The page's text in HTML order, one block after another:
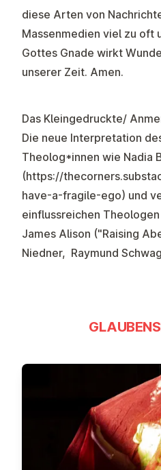
diese Arten von
Massenmedien viel zu oft
Gottes Gnade wirkt
unserer Zeit. Amen.
Das Kleingedruckte/
Die neue Interpretation
Theolog*innen wie Nadia
(https://
have-a-fragile-ego) und
einflussreichen
James Alison ("Raising
Niedner, Raymund